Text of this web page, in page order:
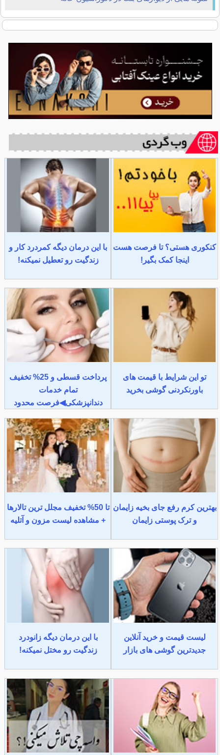
کنکوری هستی؟ تا فرصت هست
اینجا کمک بگیر!
با این درمان دیگه کمردرد کار و
زندگیت رو تعطیل نمیکنه!
تو این شرایط با قیمت های
باورنکردنی گوشی بخرید
پرداخت قسطی و 25% تخفیف
تمام خدمات
دندانپزشکی◀فرصت محدود
بهترین کرم رفع جای بخیه زایمان
و ترک پوستی زایمان
تا 50% تخفیف مجلل ترین تالارها
+ مشاهده لیست مزون و آتلیه
لیست قیمت و خرید آنلاین
جدیدترین گوشی های بازار
با این درمان دیگه زانودرد
زندگیت رو مختل نمیکنه!